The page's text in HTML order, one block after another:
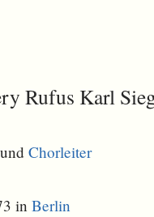
Rufus Karl
und Chorleiter
in Berlin